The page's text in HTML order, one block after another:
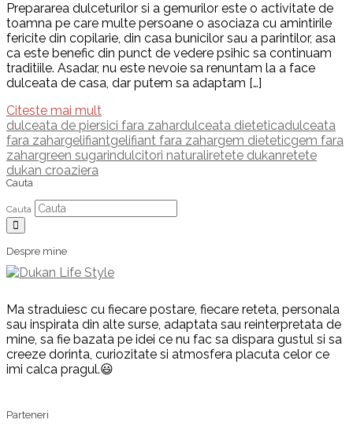
Prepararea dulceturilor si a gemurilor este o activitate de
toamna pe care multe persoane o asociaza cu amintirile
fericite din copilarie, din casa bunicilor sau a parintilor, asa
ca este benefic din punct de vedere psihic sa continuam
traditiile. Asadar, nu este nevoie sa renuntam la a face
dulceata de casa, dar putem sa adaptam […]
Citeste mai mult
dulceata de piersici fara zahardulceata dieteticadulceata
fara zahargelifiantgelifiant fara zahargem dieteticgem fara
zahargreen sugarindulcitori naturaliretete dukanretete
dukan croaziera
Cauta
Cauta
Despre mine
Ma straduiesc cu fiecare postare, fiecare reteta, personala
sau inspirata din alte surse, adaptata sau reinterpretata de
mine, sa fie bazata pe idei ce nu fac sa dispara gustul si sa
creeze dorinta, curiozitate si atmosfera placuta celor ce
imi calca pragul.😃
Parteneri